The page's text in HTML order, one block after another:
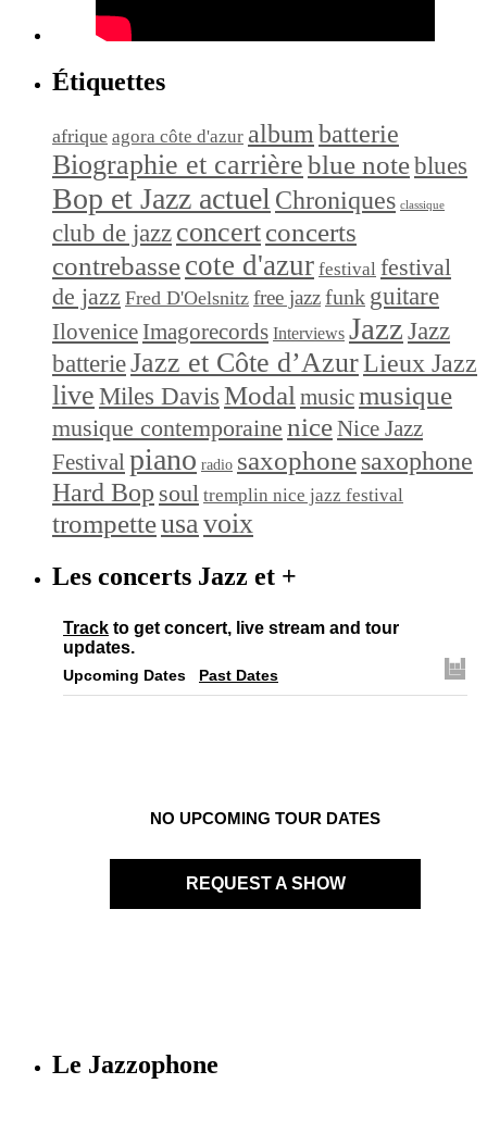
Étiquettes
afrique agora côte d'azur album batterie
Biographie et carrièreblue noteblues
Bop et Jazz actuel Chroniques classique
club de jazz concertconcerts
contrebassecote d'azur festival festival
de jazz Fred D'Oelsnitz free jazzfunk guitare
Ilovenice Imagorecords Interviews Jazz Jazz
batterieJazz et Côte d’AzurLieux Jazz
live Miles Davis Modal musicmusique
musique contemporaine niceNice Jazz
Festivalpiano radio saxophonesaxophone
Hard Bop soul tremplin nice jazz festival
trompetteusavoix
Les concerts Jazz et +
Track to get concert, live stream and tour
updates.
Upcoming Dates Past Dates
NO UPCOMING TOUR DATES
REQUEST A SHOW
Le Jazzophone